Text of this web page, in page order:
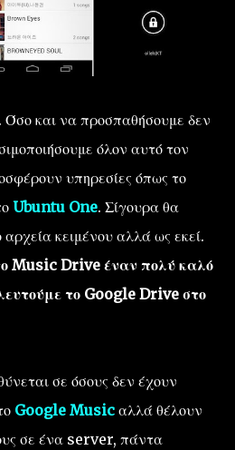
Όσο και να προσπαθήσουμε δεν
όλον αυτό τον
υπηρεσίες όπως το
Ubuntu One. Σίγουρα θα
κειμένου αλλά ως εκεί.
Music Drive έναν πολύ καλό
το Google Drive στο
σε όσους δεν έχουν
Google Music αλλά θέλουν
σε ένα server, πάντα